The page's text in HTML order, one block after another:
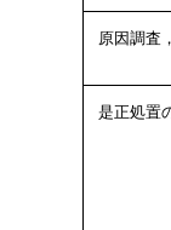
原因調査
是正処置